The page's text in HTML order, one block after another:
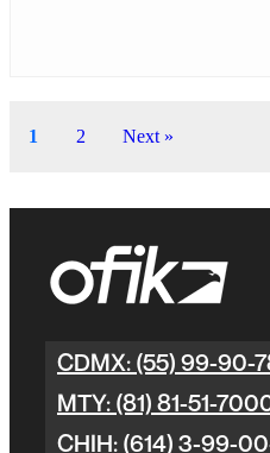
1 2 Next »
CDMX: (55) 99-90-
MTY: (81) 81-51-
CHIH: (614) 3-99-